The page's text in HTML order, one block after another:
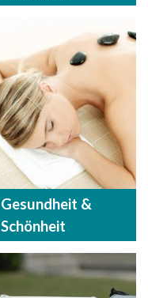
Gesundheit &
Schönheit